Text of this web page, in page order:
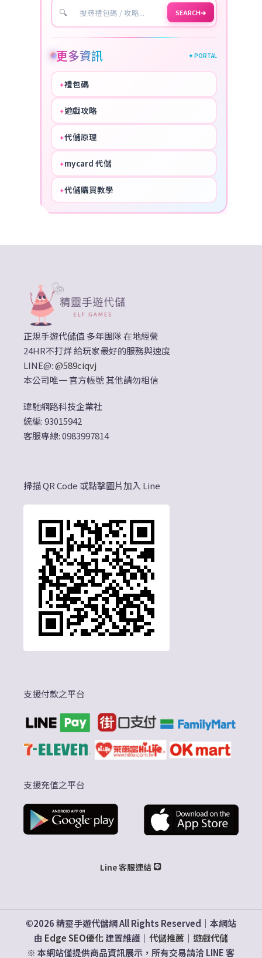
🔍 SEARCH➔
更多資訊 ✦ PORTAL
✦禮包碼
✦遊戲攻略
✦代儲原理
✦mycard 代儲
✦代儲購買教學
正規手遊代儲值 多年團隊 在地經營
24HR不打烊 給玩家最好的服務與速度
LINE@:@589ciqvj
本公司唯一 官方帳號 其他請勿相信
瑋馳網路科技企業社
統編: 93015942
客服專線: 0983997814
掃描 QR Code 或點擊圖片加入 Line
支援付款之平台
支援充值之平台
Line 客服連結
©2026 精靈手遊代儲網 All Rights Reserved｜本網站
由 Edge SEO優化建置維護｜ 代儲推薦｜ 遊戲代儲
※ 本網站僅提供商品資訊展示，所有交易請洽 LINE 客